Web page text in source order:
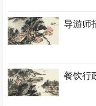
导游师
餐饮行